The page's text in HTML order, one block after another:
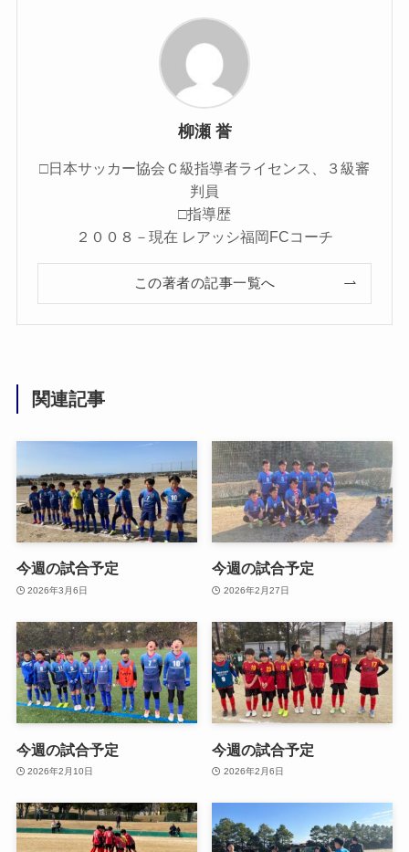
柳瀬 誉
□日本サッカー協会Ｃ級指導者ライセンス、３級審
判員
□指導歴
２００８－現在 レアッシ福岡FCコーチ
この著者の記事一覧へ
関連記事
今週の試合予定
2026年3月6日
今週の試合予定
2026年2月27日
今週の試合予定
2026年2月10日
今週の試合予定
2026年2月6日